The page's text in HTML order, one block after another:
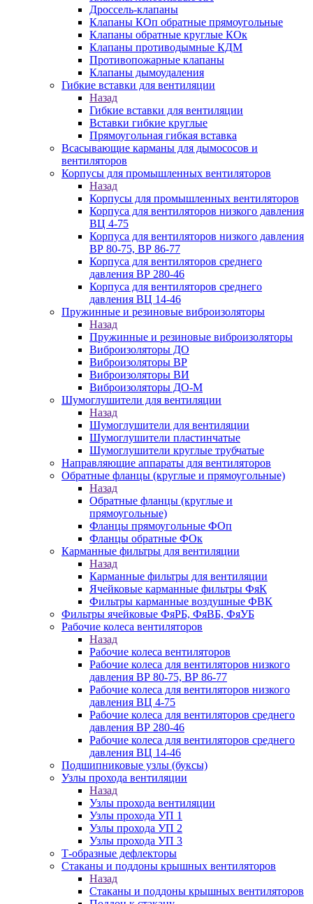
Дроссель-клапаны
Клапаны КОп обратные прямоугольные
Клапаны обратные круглые КОк
Клапаны противодымные КДМ
Противопожарные клапаны
Клапаны дымоудаления
Гибкие вставки для вентиляции
Назад
Гибкие вставки для вентиляции
Вставки гибкие круглые
Прямоугольная гибкая вставка
Всасывающие карманы для дымососов и
вентиляторов
Корпусы для промышленных вентиляторов
Назад
Корпусы для промышленных вентиляторов
Корпуса для вентиляторов низкого давления
ВЦ 4-75
Корпуса для вентиляторов низкого давления
ВР 80-75, ВР 86-77
Корпуса для вентиляторов среднего
давления ВР 280-46
Корпуса для вентиляторов среднего
давления ВЦ 14-46
Пружинные и резиновые виброизоляторы
Назад
Пружинные и резиновые виброизоляторы
Виброизоляторы ДО
Виброизоляторы ВР
Виброизоляторы ВИ
Виброизоляторы ДО-М
Шумоглушители для вентиляции
Назад
Шумоглушители для вентиляции
Шумоглушители пластинчатые
Шумоглушители круглые трубчатые
Направляющие аппараты для вентиляторов
Обратные фланцы (круглые и прямоугольные)
Назад
Обратные фланцы (круглые и
прямоугольные)
Фланцы прямоугольные ФОп
Фланцы обратные ФОк
Карманные фильтры для вентиляции
Назад
Карманные фильтры для вентиляции
Ячейковые карманные фильтры ФяК
Фильтры карманные воздушные ФВК
Фильтры ячейковые ФяРБ, ФяВБ, ФяУБ
Рабочие колеса вентиляторов
Назад
Рабочие колеса вентиляторов
Рабочие колеса для вентиляторов низкого
давления ВР 80-75, ВР 86-77
Рабочие колеса для вентиляторов низкого
давления ВЦ 4-75
Рабочие колеса для вентиляторов среднего
давления ВР 280-46
Рабочие колеса для вентиляторов среднего
давления ВЦ 14-46
Подшипниковые узлы (буксы)
Узлы прохода вентиляции
Назад
Узлы прохода вентиляции
Узлы прохода УП 1
Узлы прохода УП 2
Узлы прохода УП 3
Т-образные дефлекторы
Стаканы и поддоны крышных вентиляторов
Назад
Стаканы и поддоны крышных вентиляторов